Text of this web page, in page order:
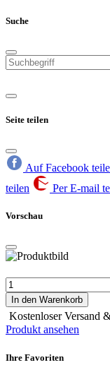
Suche
Seite teilen
Auf Facebook
teilen
Per E-mail
Vorschau
In den Warenkorb
Kostenloser Versand
Produkt ansehen
Ihre Favoriten